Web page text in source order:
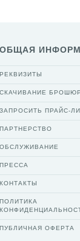
ОБЩАЯ
РЕКВИЗИТЫ
СКАЧИВАНИЕ БРОШЮР
ЗАПРОСИТЬ ПРАЙС-
ПАРТНЕРСТВО
ОБСЛУЖИВАНИЕ
ПРЕССА
КОНТАКТЫ
ПОЛИТИКА
ПУБЛИЧНАЯ ОФЕРТА